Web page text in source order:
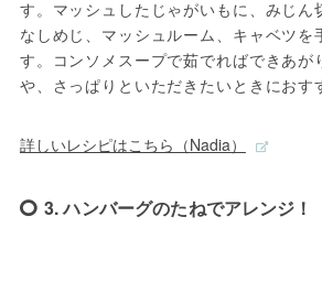
す。マッシュしたじゃがいもに、みじん
なしめじ、マッシュルーム、キャベツを
す。コンソメスープで茹でればできあが
や、さっぱりといただきたいときにおす
詳しいレシピはこちら（Nadia）
3. ハンバーグのたねでアレンジ！